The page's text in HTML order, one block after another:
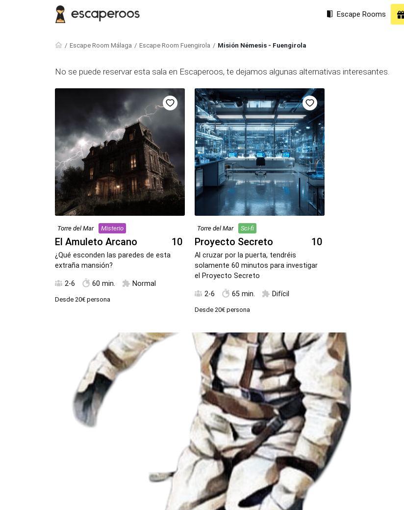
Escape Rooms
Escape Room Málaga Escape Room Fuengirola Misión Némesis - Fuengirola
No se puede reservar esta sala en Escaperoos, te dejamos algunas alternativas interesantes.
Torre del Mar Misterio
El Amuleto Arcano 10
¿Qué esconden las paredes de esta
extraña mansión?
2-6 60 min. Normal
Desde 20€ persona
Torre del Mar Sci-fi
Proyecto Secreto 10
Al cruzar por la puerta, tendréis
solamente 60 minutos para investigar
el Proyecto Secreto
2-6 65 min. Difícil
Desde 20€ persona